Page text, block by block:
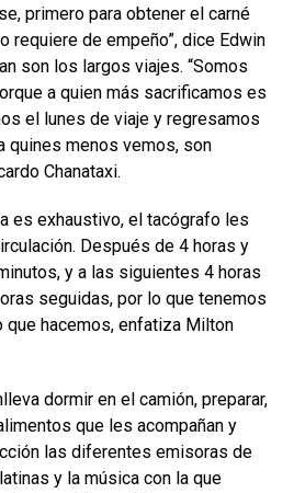
primero para obtener el carné
requiere de empeño”, dice Edwin
son los largos viajes. “Somos
a quien más sacrificamos es
el lunes de viaje y regresamos
quines menos vemos, son
Chanataxi.
es exhaustivo, el tacógrafo les
Después de 4 horas y
y a las siguientes 4 horas
seguidas, por lo que tenemos
que hacemos, enfatiza Milton
dormir en el camión, preparar,
que les acompañan y
las diferentes emisoras de
y la música con la que